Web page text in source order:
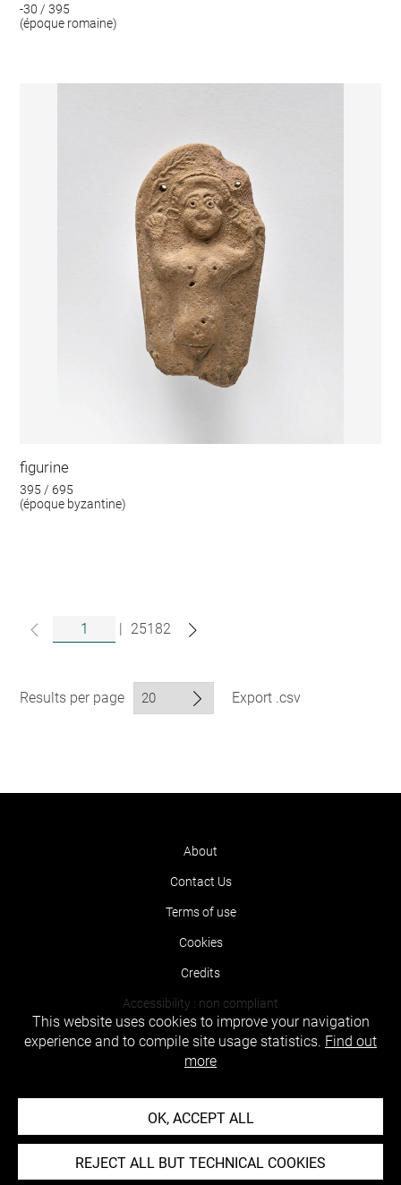
-30 / 395
(époque romaine)
figurine
395 / 695
(époque byzantine)
| 25182
Results per page Export .csv
About
Contact Us
Terms of use
Cookies
Credits
Accessibility : non compliant
This website uses cookies to improve your navigation
experience and to compile site usage statistics. Find out
more
OK, ACCEPT ALL
REJECT ALL BUT TECHNICAL COOKIES